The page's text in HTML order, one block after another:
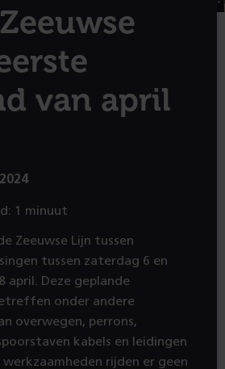
van april
1 minuut
Zeeuwse Lijn tussen
tussen zaterdag 6 en
april. Deze geplande
onder andere
overwegen, perrons,
kabels en leidingen
rijden er geen